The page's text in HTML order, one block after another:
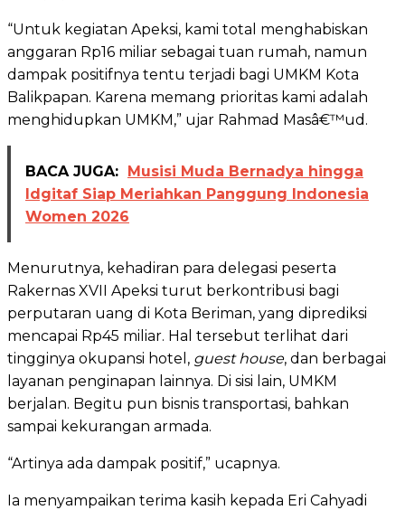
“Untuk kegiatan Apeksi, kami total menghabiskan
anggaran Rp16 miliar sebagai tuan rumah, namun
dampak positifnya tentu terjadi bagi UMKM Kota
Balikpapan. Karena memang prioritas kami adalah
menghidupkan UMKM,” ujar Rahmad Masâ€™ud.
BACA JUGA: Musisi Muda Bernadya hingga
Idgitaf Siap Meriahkan Panggung Indonesia
Women 2026
Menurutnya, kehadiran para delegasi peserta
Rakernas XVII Apeksi turut berkontribusi bagi
perputaran uang di Kota Beriman, yang diprediksi
mencapai Rp45 miliar. Hal tersebut terlihat dari
tingginya okupansi hotel, guest house, dan berbagai
layanan penginapan lainnya. Di sisi lain, UMKM
berjalan. Begitu pun bisnis transportasi, bahkan
sampai kekurangan armada.
“Artinya ada dampak positif,” ucapnya.
Ia menyampaikan terima kasih kepada Eri Cahyadi